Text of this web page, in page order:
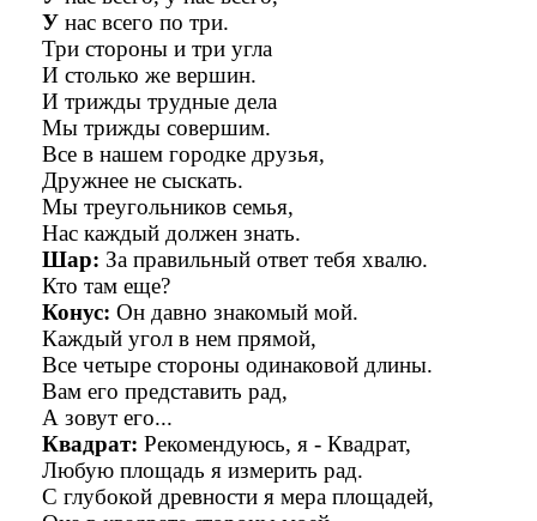
У нас всего по три.
Три стороны и три угла
И столько же вершин.
И трижды трудные дела
Мы трижды совершим.
Все в нашем городке друзья,
Дружнее не сыскать.
Мы треугольников семья,
Нас каждый должен знать.
Шар: За правильный ответ тебя хвалю.
Кто там еще?
Конус: Он давно знакомый мой.
Каждый угол в нем прямой,
Все четыре стороны одинаковой длины.
Вам его представить рад,
А зовут его...
Квадрат: Рекомендуюсь, я - Квадрат,
Любую площадь я измерить рад.
С глубокой древности я мера площадей,